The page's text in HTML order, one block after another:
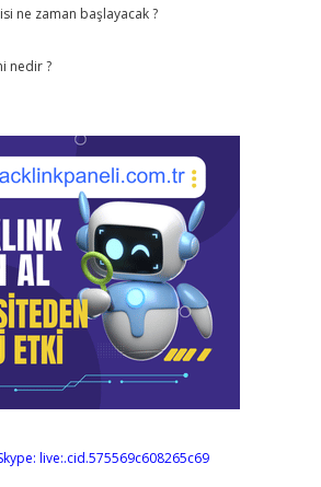
ne zaman başlayacak ?
nedir ?
live:.cid.575569c608265c69